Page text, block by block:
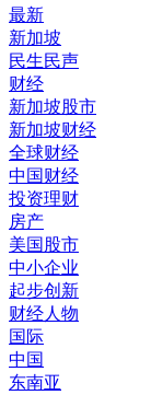
最新
新加坡
民生民声
财经
新加坡股市
新加坡财经
全球财经
中国财经
投资理财
房产
美国股市
中小企业
起步创新
财经人物
国际
中国
东南亚